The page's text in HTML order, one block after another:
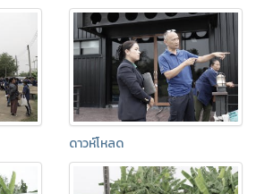
ดาวห์โหลด